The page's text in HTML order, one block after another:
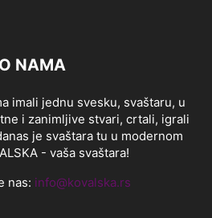
O NAMA
imali jednu svesku, svaštaru, u
i zanimljive stvari, crtali, igrali
je svaštara tu u modernom
- vaša svaštara!
nas: info@kovalska.rs